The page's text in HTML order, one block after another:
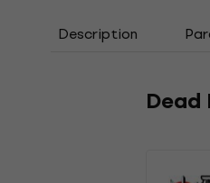
Description
Dead